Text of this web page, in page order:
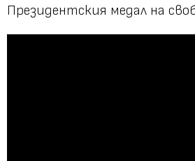
Президентския медал на